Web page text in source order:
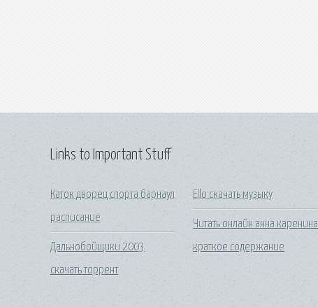
Links to Important Stuff
Каток дворец спорта барнаул
расписание
Дальнобойщики 2003
скачать торрент
Ello скачать музыку
Читать онлайн анна каренина
краткое содержание